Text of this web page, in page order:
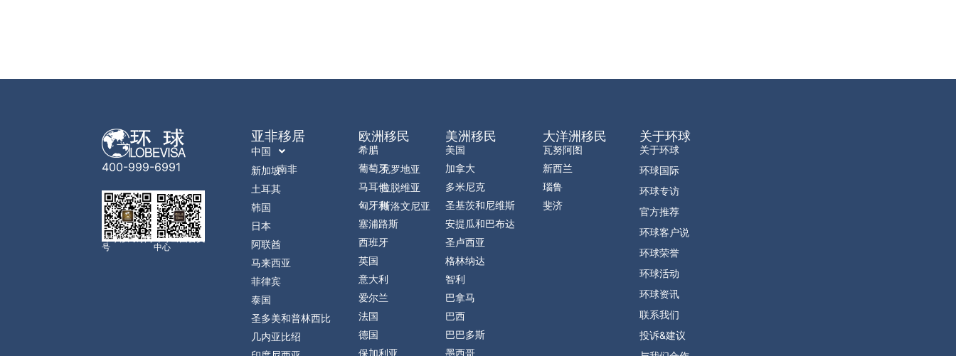
400-999-6991
环球移民订阅
号
环球出国会员
中心
亚非移居
中国
新加坡
土耳其
韩国
日本
阿联酋
马来西亚
菲律宾
泰国
圣多美和普林西比
几内亚比绍
南非
欧洲移民
希腊
葡萄牙
马耳他
匈牙利
塞浦路斯
西班牙
英国
意大利
爱尔兰
法国
德国
保加利亚
克罗地亚
拉脱维亚
斯洛文尼亚
美洲移民
美国
加拿大
多米尼克
圣基茨和尼维斯
安提瓜和巴布达
圣卢西亚
格林纳达
智利
巴拿马
巴西
巴巴多斯
墨西哥
大洋洲移民
瓦努阿图
新西兰
瑙鲁
斐济
关于环球
关于环球
环球国际
环球专访
官方推荐
环球客户说
环球荣誉
环球活动
环球资讯
联系我们
投诉&建议